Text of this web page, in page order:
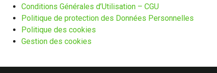
Conditions Générales d’Utilisation – CGU
Politique de protection des Données Personnelles
Politique des cookies
Gestion des cookies